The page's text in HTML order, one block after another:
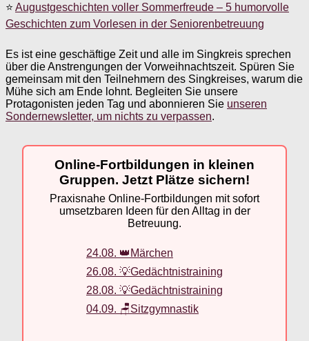
⭐ Augustgeschichten voller Sommerfreude – 5 humorvolle
Geschichten zum Vorlesen in der Seniorenbetreuung
Es ist eine geschäftige Zeit und alle im Singkreis sprechen
über die Anstrengungen der Vorweihnachtszeit. Spüren Sie
gemeinsam mit den Teilnehmern des Singkreises, warum die
Mühe sich am Ende lohnt. Begleiten Sie unsere
Protagonisten jeden Tag und abonnieren Sie unseren
Sondernewsletter, um nichts zu verpassen.
Online-Fortbildungen in kleinen
Gruppen. Jetzt Plätze sichern!
Praxisnahe Online-Fortbildungen mit sofort
umsetzbaren Ideen für den Alltag in der
Betreuung.
24.08. 👑Märchen
26.08. 💡Gedächtnistraining
28.08. 💡Gedächtnistraining
04.09. 🪑Sitzgymnastik